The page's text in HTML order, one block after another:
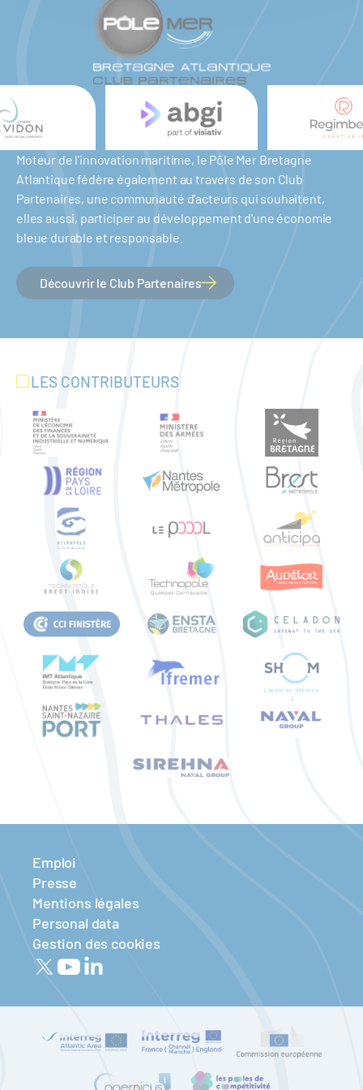
Moteur de l'innovation maritime, le Pôle Mer Bretagne
Atlantique fédère également au travers de son Club
Partenaires, une communauté d'acteurs qui souhaitent,
elles aussi, participer au développement d'une économie
bleue durable et responsable.
Découvrir le Club Partenaires
LES CONTRIBUTEURS
Emploi
Presse
Mentions légales
Personal data
Gestion des cookies